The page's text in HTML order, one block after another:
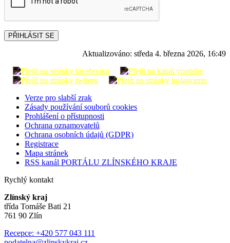
PŘIHLÁSIT SE
Aktualizováno: středa 4. března 2026, 16:49
Verze pro slabší zrak
Zásady používání souborů cookies
Prohlášení o přístupnosti
Ochrana oznamovatelů
Ochrana osobních údajů (GDPR)
Registrace
Mapa stránek
RSS kanál PORTÁLU ZLÍNSKÉHO KRAJE
Rychlý kontakt
Zlínský kraj
třída Tomáše Bati 21
761 90 Zlín
Recepce: +420 577 043 111